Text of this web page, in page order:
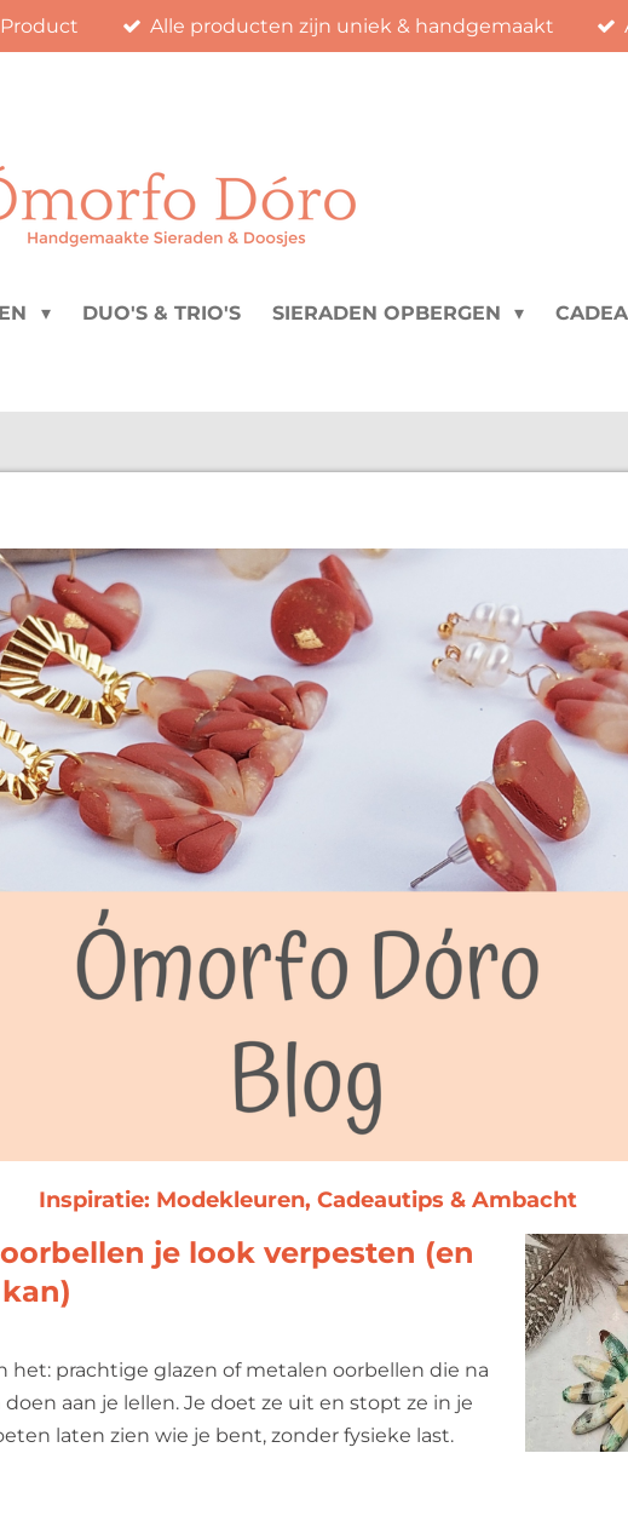
Alle producten zijn uniek & handgemaakt
DUO'S & TRIO'S SIERADEN OPBERGEN
Inspiratie: Modekleuren, Cadeautips & Ambacht
je look verpesten (en
het: prachtige glazen of metalen oorbellen die na
aan je lellen. Je doet ze uit en stopt ze in je
laten zien wie je bent, zonder fysieke last.